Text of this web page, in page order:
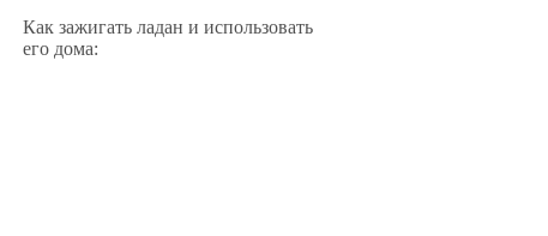
Как зажигать ладан и использовать
его дома: